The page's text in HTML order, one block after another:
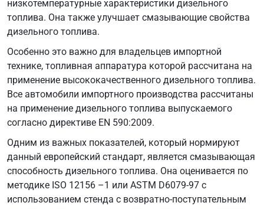
низкотемпературные характеристики дизельного
топлива. Она также улучшает смазывающие свойства
дизельного топлива.
Особенно это важно для владельцев импортной
технике, топливная аппаратура которой рассчитана на
применение высококачественного дизельного топлива.
Все автомобили импортного производства рассчитаны
на применение дизельного топлива выпускаемого
согласно директиве EN 590:2009.
Одним из важных показателей, который нормируют
данный европейский стандарт, является смазывающая
способность дизельного топлива. Она оценивается по
методике ISO 12156 –1 или ASTM D6079-97 с
использованием стенда с возвратно-поступательным